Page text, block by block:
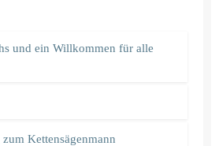
und ein Willkommen für alle
Kettensägenmann